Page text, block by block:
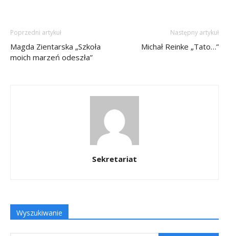
Poprzedni artykuł
Magda Zientarska „Szkoła
moich marzeń odeszła”
Następny artykuł
Michał Reinke „Tato…”
Sekretariat
Wyszukiwanie